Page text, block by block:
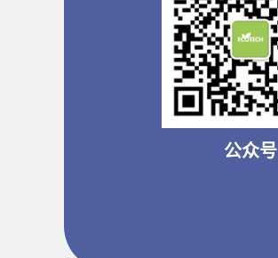
公众号